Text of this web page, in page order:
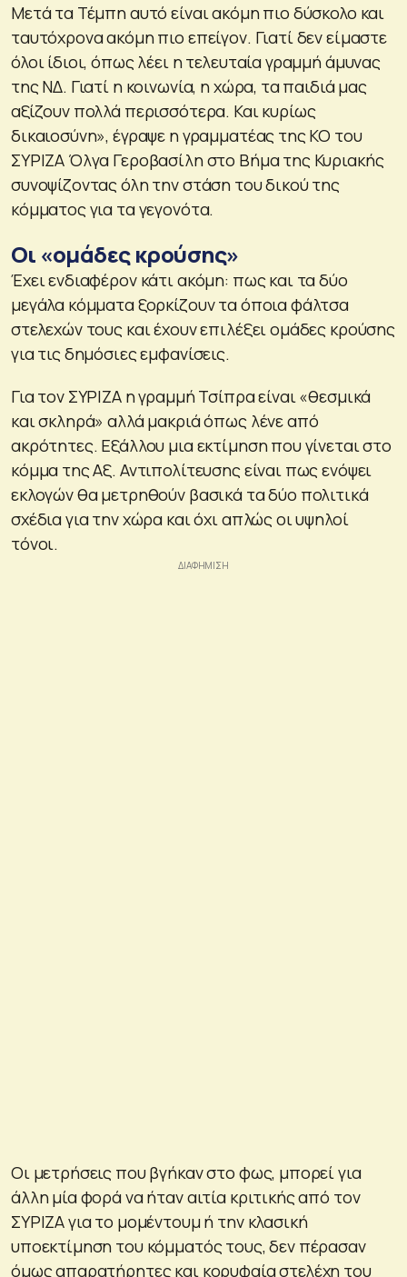
Μετά τα Τέμπη αυτό είναι ακόμη πιο δύσκολο και
ταυτόχρονα ακόμη πιο επείγον. Γιατί δεν είμαστε
όλοι ίδιοι, όπως λέει η τελευταία γραμμή άμυνας
της ΝΔ. Γιατί η κοινωνία, η χώρα, τα παιδιά μας
αξίζουν πολλά περισσότερα. Και κυρίως
δικαιοσύνη», έγραψε η γραμματέας της ΚΟ του
ΣΥΡΙΖΑ Όλγα Γεροβασίλη στο Βήμα της Κυριακής
συνοψίζοντας όλη την στάση του δικού της
κόμματος για τα γεγονότα.
Οι «ομάδες κρούσης»
Έχει ενδιαφέρον κάτι ακόμη: πως και τα δύο
μεγάλα κόμματα ξορκίζουν τα όποια φάλτσα
στελεχών τους και έχουν επιλέξει ομάδες κρούσης
για τις δημόσιες εμφανίσεις.
Για τον ΣΥΡΙΖΑ η γραμμή Τσίπρα είναι «θεσμικά
και σκληρά» αλλά μακριά όπως λένε από
ακρότητες. Εξάλλου μια εκτίμηση που γίνεται στο
κόμμα της Αξ. Αντιπολίτευσης είναι πως ενόψει
εκλογών θα μετρηθούν βασικά τα δύο πολιτικά
σχέδια για την χώρα και όχι απλώς οι υψηλοί
τόνοι.
Οι μετρήσεις που βγήκαν στο φως, μπορεί για
άλλη μία φορά να ήταν αιτία κριτικής από τον
ΣΥΡΙΖΑ για το μομέντουμ ή την κλασική
υποεκτίμηση του κόμματός τους, δεν πέρασαν
όμως απαρατήρητες και κορυφαία στελέχη του